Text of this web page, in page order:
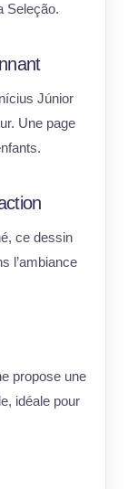
Seleção.
Júnior
Une page
ce dessin
l’ambiance
propose une
idéale pour